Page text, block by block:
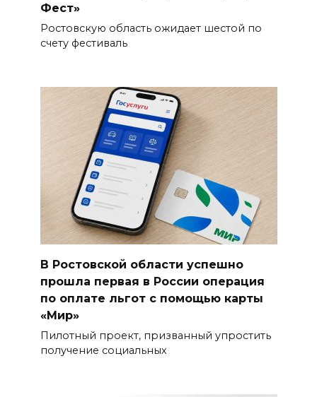
Фест»
Ростовскую область ожидает шестой по
счету фестиваль
В Ростовской области успешно
прошла первая в России операция
по оплате льгот с помощью карты
«Мир»
Пилотный проект, призванный упростить
получение социальных